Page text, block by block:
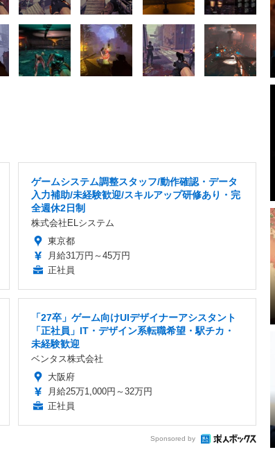
ゲームシステム調整スタッフ/動作確認・データ
入力補助/未経験歓迎/スキルアップ研修あり・完
全週休2日制
株式会社ELシステム
東京都
月給31万円～45万円
正社員
「27卒」ゲーム向けUIデザイナーアシスタント
「正社員」IT・デザイン系転職希望・駅チカ・
未経験歓迎
ベンタス株式会社
大阪府
月給25万1,000円～32万円
正社員
Sponsored by